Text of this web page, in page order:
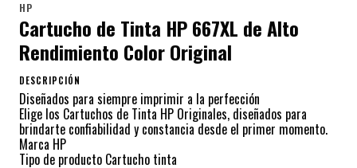
HP
Cartucho de Tinta HP 667XL de Alto
Rendimiento Color Original
DESCRIPCIÓN
Diseñados para siempre imprimir a la perfección
Elige los Cartuchos de Tinta HP Originales, diseñados para
brindarte confiabilidad y constancia desde el primer momento.
Marca HP
Tipo de producto Cartucho tinta